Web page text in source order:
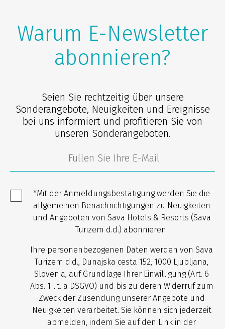
Warum E-Newsletter
abonnieren?
Seien Sie rechtzeitig über unsere
Sonderangebote, Neuigkeiten und Ereignisse
bei uns informiert und profitieren Sie von
unseren Sonderangeboten.
*Mit der Anmeldungsbestätigung werden Sie die
allgemeinen Benachrichtigungen zu Neuigkeiten
und Angeboten von Sava Hotels & Resorts (Sava
Turizem d.d.) abonnieren.
Ihre personenbezogenen Daten werden von Sava
Turizem d.d., Dunajska cesta 152, 1000 Ljubljana,
Slovenia, auf Grundlage Ihrer Einwilligung (Art. 6
Abs. 1 lit. a DSGVO) und bis zu deren Widerruf zum
Zweck der Zusendung unserer Angebote und
Neuigkeiten verarbeitet. Sie können sich jederzeit
abmelden, indem Sie auf den Link in der